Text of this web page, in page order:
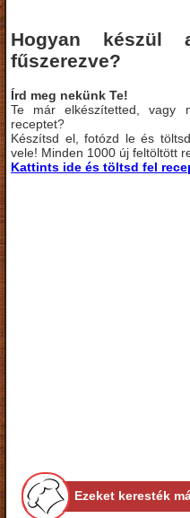
Hogyan készül
fűszerezve?
Írd meg nekünk Te!
Te már elkészítetted, vagy
receptet?
Készítsd el, fotózd le és
vele! Minden 1000 új feltöltött
Kattints ide és töltsd fel
Ezeket keresték